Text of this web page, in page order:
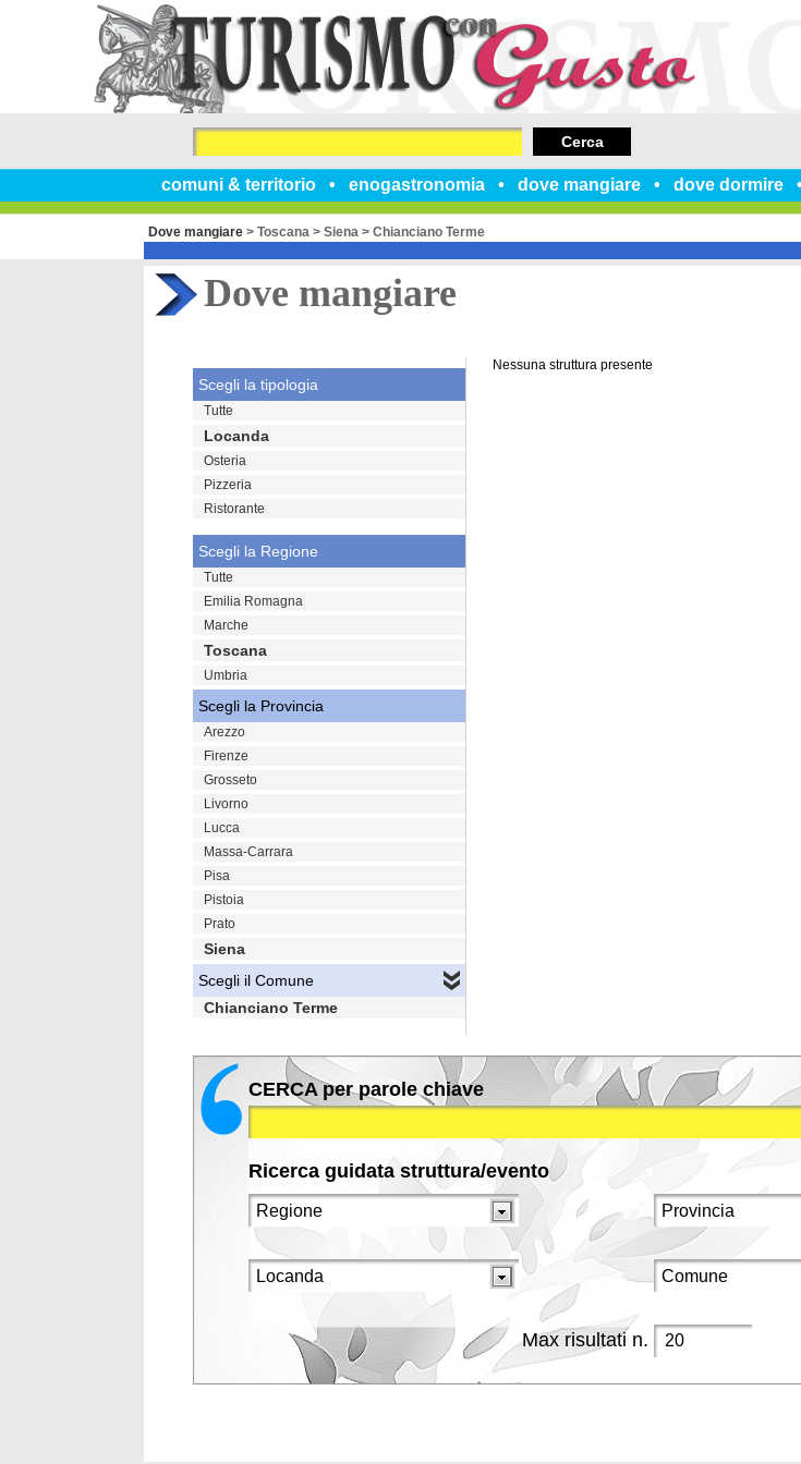
comuni & territorio enogastronomia dove mangiare dove dormire
Cerca
Dove mangiare > Toscana > Siena > Chianciano Terme
Dove mangiare
Nessuna struttura presente
Scegli la tipologia
Tutte
Locanda
Osteria
Pizzeria
Ristorante
Scegli la Regione
Tutte
Emilia Romagna
Marche
Toscana
Umbria
Scegli la Provincia
Arezzo
Firenze
Grosseto
Livorno
Lucca
Massa-Carrara
Pisa
Pistoia
Prato
Siena
Scegli il Comune
Chianciano Terme
CERCA per parole chiave
Ricerca guidata struttura/evento
Max risultati n.